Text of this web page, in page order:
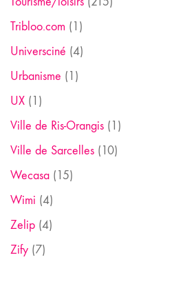
Tribloo.com (1)
Universciné (4)
Urbanisme (1)
UX (1)
Ville de Ris-Orangis (1)
Ville de Sarcelles (10)
Wecasa (15)
Wimi (4)
Zelip (4)
Zify (7)